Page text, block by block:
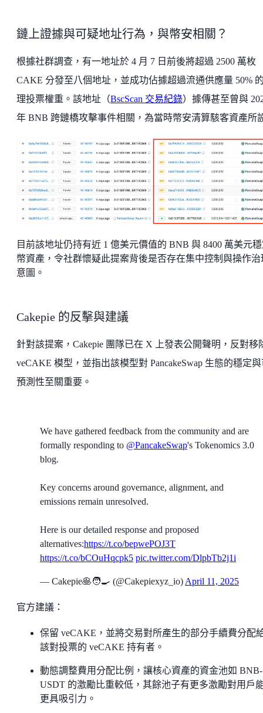
鏈上證據與可疑地址行為，與幣安相關？
根據社群調查，有一地址於 4 月 7 日前後將超過 2500 萬枚
CAKE 分發至八個地址，並成功佔據超過流通供應量 50%
理投票權重。該地址（BscScan 交易紀錄）據傳甚至曾與
年 BNB 跨鏈橋攻擊事件相關，為當時幣安清算駭客資產所
目前該地址仍持有近 1 億美元價值的 BNB 與 8400 萬美元
幣資產，令社群懷疑此提案背後是否存在集中控制與操作治
意圖。
Cakepie 的反擊與建議
針對該提案，Cakepie 團隊已在 X 上發表公開聲明，反對移
veCAKE 模型，並指出該模型對 PancakeSwap 生態的穩定
預測性至關重要。
We have gathered feedback from the community and are
formally responding to @PancakeSwap's Tokenomics 3.0
blog.
Key concerns around governance, alignment, and
emissions remain unresolved.
Here is our detailed response and proposed
alternatives:https://t.co/bepwePOJ3T
https://t.co/bCOuHqcpk5 pic.twitter.com/DlpbTb2j1i
— Cakepie🥞🧑‍🍳 (@Cakepiexyz_io) April 11, 2025
官方建議：
保留 veCAKE，並將交易對所產生的部分手續費分配
該對投票的 veCAKE 持有者。
動態調整費用分配比例，讓核心資產的資金池如 BNB-
USDT 的激勵比重較低，其餘池子有更多激勵對用戶
更具吸引力。